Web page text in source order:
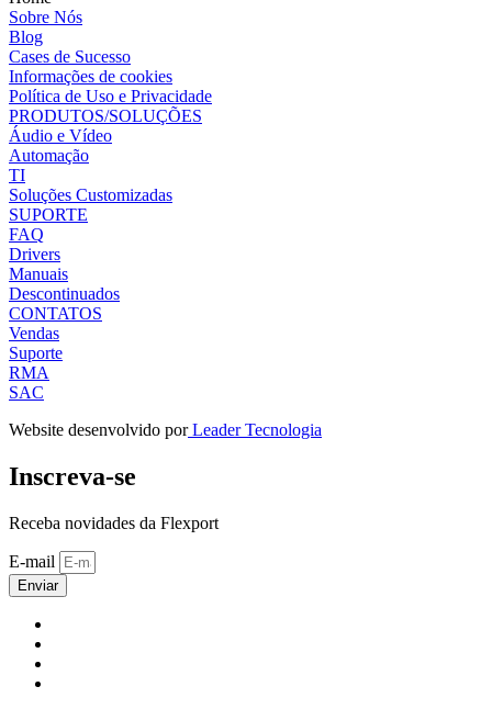
Sobre Nós
Blog
Cases de Sucesso
Informações de cookies
Política de Uso e Privacidade
PRODUTOS/SOLUÇÕES
Áudio e Vídeo
Automação
TI
Soluções Customizadas
SUPORTE
FAQ
Drivers
Manuais
Descontinuados
CONTATOS
Vendas
Suporte
RMA
SAC
Website desenvolvido porLeader Tecnologia
Inscreva-se
Receba novidades da Flexport
E-mail
Enviar